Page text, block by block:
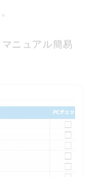
ニュアル簡易